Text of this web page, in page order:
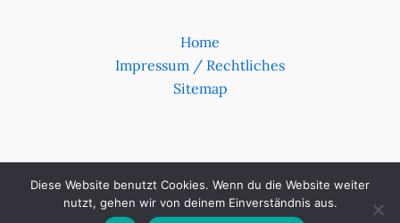
Home
Impressum / Rechtliches
Sitemap
© Seppi Luthiger 2026
Diese Website benutzt Cookies. Wenn du die Website weiter
nutzt, gehen wir von deinem Einverständnis aus.